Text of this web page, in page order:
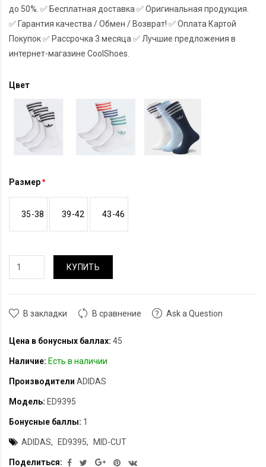
до 50%. ✅ Бесплатная доставка ✅ Оригинальная продукция.
✅ Гарантия качества / Обмен / Возврат! ✅ Оплата Картой
Покупок ✅ Рассрочка 3 месяца ✅ Лучшие предложения в
интернет-магазине CoolShoes.
Цвет
Размер
35-38 39-42 43-46
КУПИТЬ
В закладки В сравнение Ask a Question
Цена в бонусных баллах: 45
Наличие: Есть в наличии
Производители ADIDAS
Модель: ED9395
Бонусные баллы: 1
ADIDAS ED9395 MID-CUT
Поделиться: